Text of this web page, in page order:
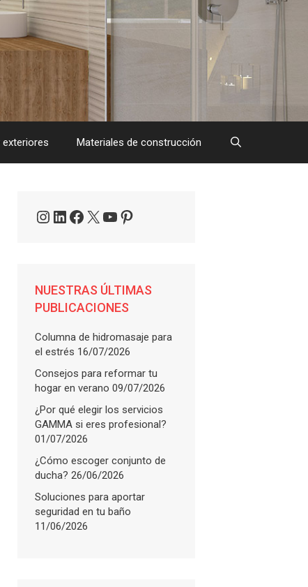
exteriores Materiales de construcción
Instagram
LinkedIn
Facebook
X YouTube
Pinterest
NUESTRAS ÚLTIMAS
PUBLICACIONES
Columna de hidromasaje para
el estrés 16/07/2026
Consejos para reformar tu
hogar en verano 09/07/2026
¿Por qué elegir los servicios
GAMMA si eres profesional?
01/07/2026
¿Cómo escoger conjunto de
ducha? 26/06/2026
Soluciones para aportar
seguridad en tu baño
11/06/2026